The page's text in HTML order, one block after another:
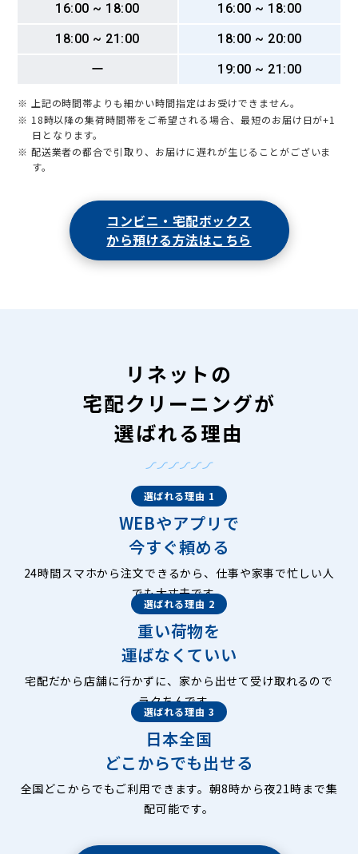
16:00 ~ 18:00
16:00 ~ 18:00
18:00 ~ 21:00
18:00 ~ 20:00
ー
19:00 ~ 21:00
※ 上記の時間帯よりも細かい時間指定はお受けできません。
※ 18時以降の集荷時間帯をご希望される場合、最短のお届け日が+1
日となります。
※ 配送業者の都合で引取り、お届けに遅れが生じることがございま
す。
コンビニ・宅配ボックス
から預ける方法はこちら
リネットの
宅配クリーニングが
選ばれる理由
選ばれる理由 1
WEBやアプリで
今すぐ頼める
24時間スマホから注文できるから、仕事や家事で忙しい人
でも大丈夫です。
選ばれる理由 2
重い荷物を
運ばなくていい
宅配だから店舗に行かずに、家から出せて受け取れるので
ラクちんです。
選ばれる理由 3
日本全国
どこからでも出せる
全国どこからでもご利用できます。朝8時から夜21時まで集
配可能です。